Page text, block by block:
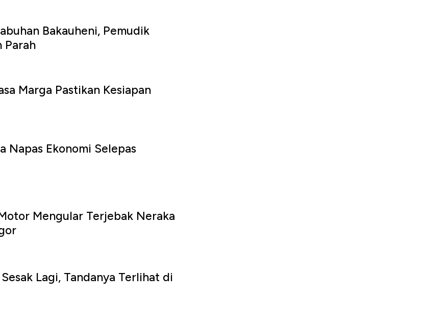
Bakauheni, Pemudik
Parah
Marga Pastikan Kesiapan
Napas Ekonomi Selepas
Mengular Terjebak Neraka
Lagi, Tandanya Terlihat di